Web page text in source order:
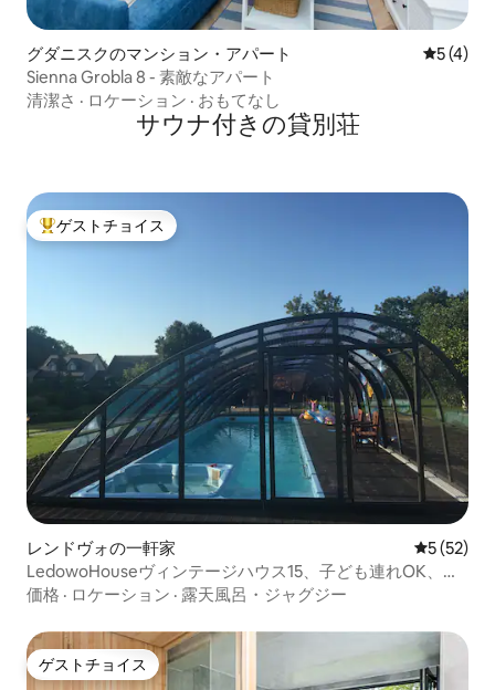
グダニスクのマンション・アパート レビュー
5 (4)
Sienna Grobla 8 - 素敵なアパート
清潔さ · ロケーション · おもてなし
サウナ付きの貸別荘
大好評のゲストチョイスです。
ゲストチョイス
レンドヴォの一軒家 レビュー
5 (52)
LedowoHouseヴィンテージハウス15、子ども連れOK、専
用ゴルフ場あり
価格 · ロケーション · 露天風呂・ジャグジー
ゲストチョイス
ゲストチョイス